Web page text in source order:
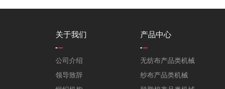
关于我们
公司介绍
领导致辞
产品中心
无纺布产品类机械
纱布产品类机械